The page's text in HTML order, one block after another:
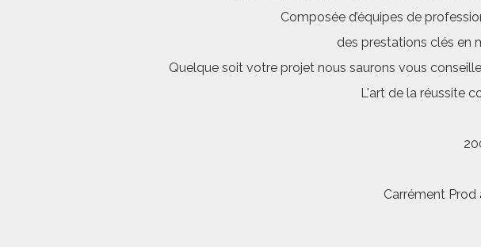
Composée d’équipes de
des prestations clés en
Quelque soit votre projet nous saurons vous
L'art de la réussite
Carrément Prod